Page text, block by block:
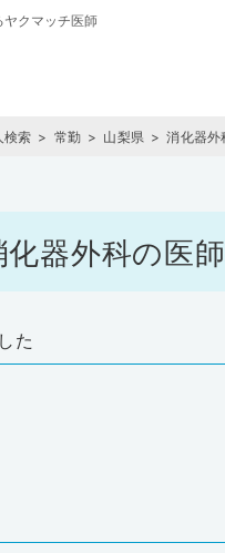
クマッチ医師
検索 常勤 山梨県 消化器外
器外科の医
た